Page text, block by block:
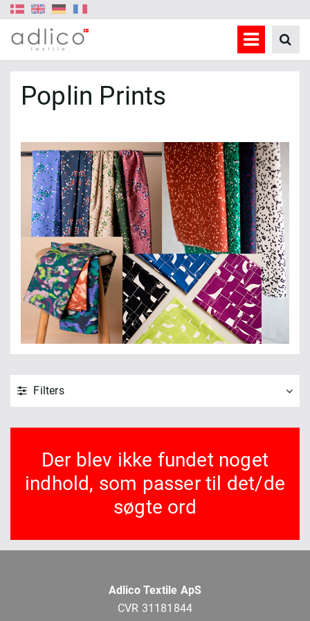
Poplin Prints
Filters
Der blev ikke fundet noget
indhold, som passer til det/de
søgte ord
Adlico Textile ApS
CVR 31181844